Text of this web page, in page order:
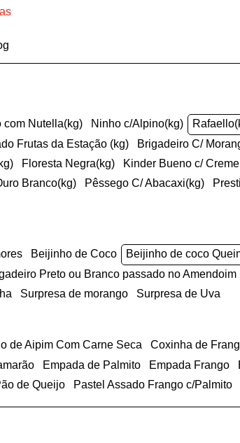
com Nutella(kg) Ninho c/Alpino(kg)
Frutas da Estação (kg) Brigadeiro C/
Floresta Negra(kg) Kinder Bueno c/
Ouro Branco(kg) Pêssego C/ Abacaxi(kg)
Beijinho de Coco Beijinho de coco
Preto ou Branco passado no Amendoim
Surpresa de morango Surpresa de Uva
de Aipim Com Carne Seca Coxinha de
Empada de Palmito Empada Frango
Pão de Queijo Pastel Assado Frango c/Palmito